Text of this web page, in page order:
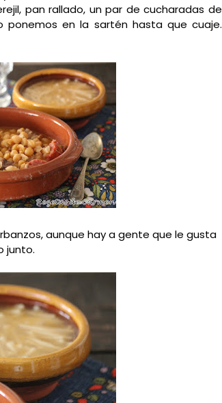
pan rallado, un par de cucharadas de
en la sartén hasta que cuaje.
aunque hay a gente que le gusta
junto.